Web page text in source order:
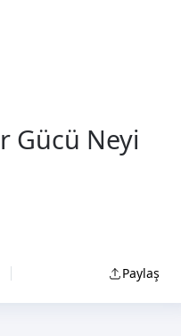
Gücü Neyi
Paylaş